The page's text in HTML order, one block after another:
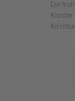
Die
Kloster